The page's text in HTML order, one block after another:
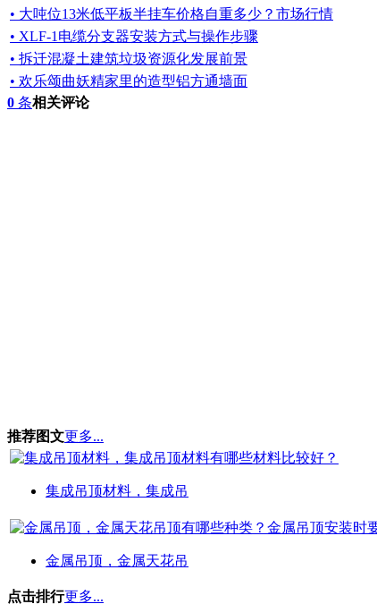
• 大吨位13米低平板半挂车价格自重多少？市场行情
• XLF-1电缆分支器安装方式与操作步骤
• 拆迁混凝土建筑垃圾资源化发展前景
• 欢乐颂曲妖精家里的造型铝方通墙面
0 条相关评论
推荐图文更多...
集成吊顶材料，集成吊
金属吊顶，金属天花吊
点击排行更多...